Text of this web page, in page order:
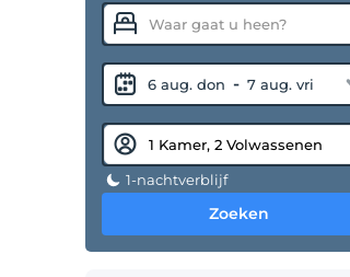
6 aug. don - 7 aug. vri
1-nachtverblijf
Zoeken